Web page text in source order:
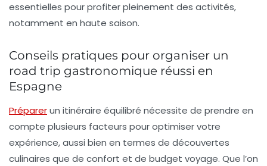
essentielles pour profiter pleinement des activités,
notamment en haute saison.
Conseils pratiques pour organiser un
road trip gastronomique réussi en
Espagne
Préparerun itinéraire équilibré nécessite de prendre en
compte plusieurs facteurs pour optimiser votre
expérience, aussi bien en termes de découvertes
culinaires que de confort et de budget voyage. Que l’on